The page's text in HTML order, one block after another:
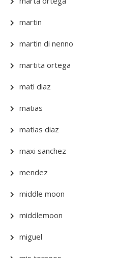
martin
martin di nenno
martita ortega
mati diaz
matias
matias diaz
maxi sanchez
mendez
middle moon
middlemoon
miguel